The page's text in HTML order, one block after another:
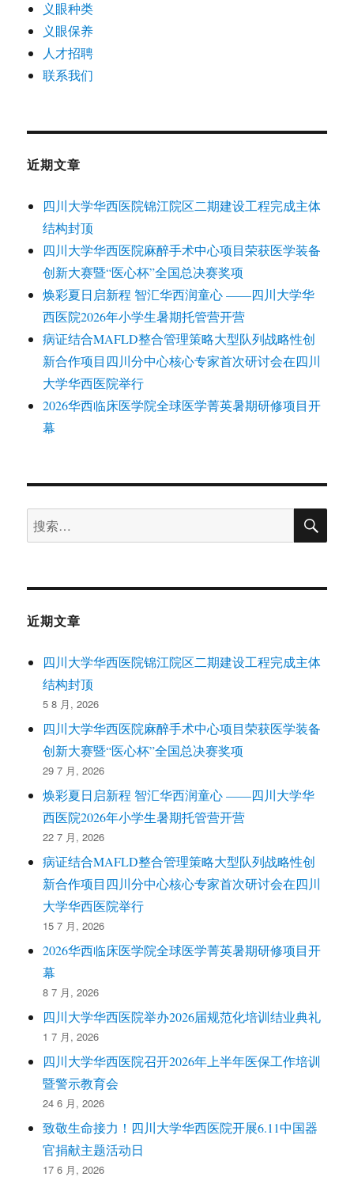
义眼种类
义眼保养
人才招聘
联系我们
近期文章
四川大学华西医院锦江院区二期建设工程完成主体
结构封顶
四川大学华西医院麻醉手术中心项目荣获医学装备
创新大赛暨“医心杯”全国总决赛奖项
焕彩夏日启新程 智汇华西润童心 ——四川大学华
西医院2026年小学生暑期托管营开营
病证结合MAFLD整合管理策略大型队列战略性创
新合作项目四川分中心核心专家首次研讨会在四川
大学华西医院举行
2026华西临床医学院全球医学菁英暑期研修项目开
幕
搜
索：
搜
近期文章
四川大学华西医院锦江院区二期建设工程完成主体
结构封顶
5 8 月, 2026
四川大学华西医院麻醉手术中心项目荣获医学装备
创新大赛暨“医心杯”全国总决赛奖项
29 7 月, 2026
焕彩夏日启新程 智汇华西润童心 ——四川大学华
西医院2026年小学生暑期托管营开营
22 7 月, 2026
病证结合MAFLD整合管理策略大型队列战略性创
新合作项目四川分中心核心专家首次研讨会在四川
大学华西医院举行
15 7 月, 2026
2026华西临床医学院全球医学菁英暑期研修项目开
幕
8 7 月, 2026
四川大学华西医院举办2026届规范化培训结业典礼
1 7 月, 2026
四川大学华西医院召开2026年上半年医保工作培训
暨警示教育会
24 6 月, 2026
致敬生命接力！四川大学华西医院开展6.11中国器
官捐献主题活动日
17 6 月, 2026